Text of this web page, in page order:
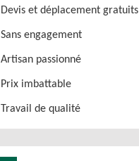
Devis et déplacement gratuits
Sans engagement
Artisan passionné
Prix imbattable
Travail de qualité